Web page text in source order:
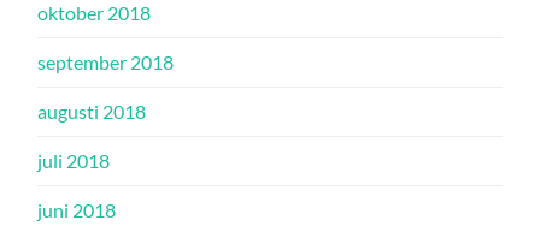
oktober 2018
september 2018
augusti 2018
juli 2018
juni 2018